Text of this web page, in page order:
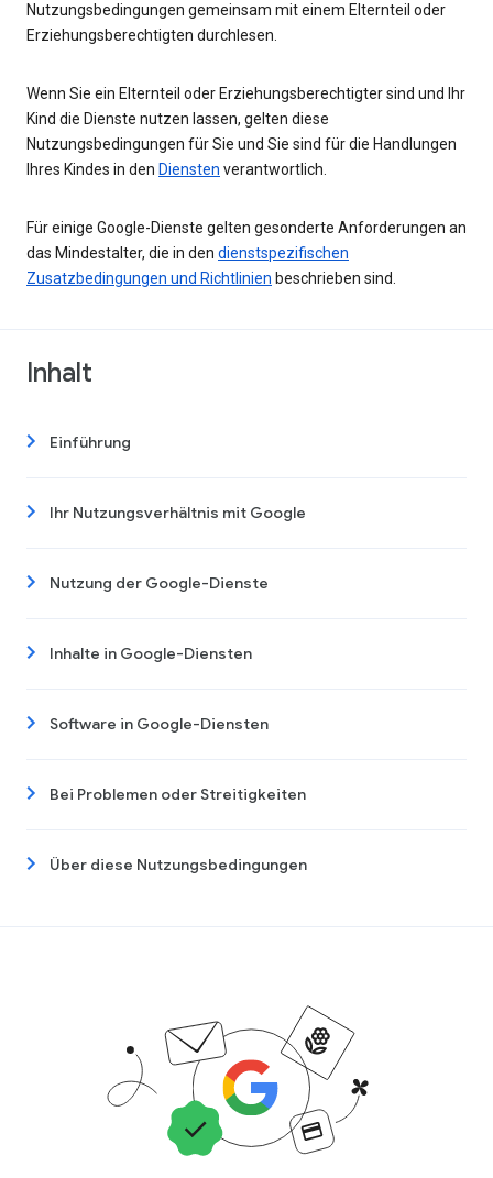
Nutzungsbedingungen gemeinsam mit einem Elternteil oder
Erziehungsberechtigten durchlesen.
Wenn Sie ein Elternteil oder Erziehungsberechtigter sind und Ihr
Kind die Dienste nutzen lassen, gelten diese
Nutzungsbedingungen für Sie und Sie sind für die Handlungen
Ihres Kindes in den Diensten verantwortlich.
Für einige Google-Dienste gelten gesonderte Anforderungen an
das Mindestalter, die in den dienstspezifischen
Zusatzbedingungen und Richtlinien beschrieben sind.
Inhalt
Einführung
Ihr Nutzungsverhältnis mit Google
Nutzung der Google-Dienste
Inhalte in Google-Diensten
Software in Google-Diensten
Bei Problemen oder Streitigkeiten
Über diese Nutzungsbedingungen